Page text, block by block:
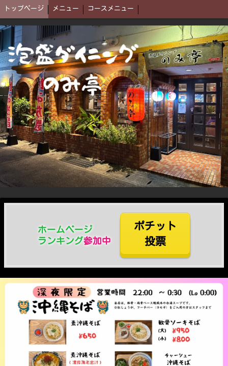
トップページ メニュー コースメニュー
ホームページ
ランキング参加中
ポチット
投票